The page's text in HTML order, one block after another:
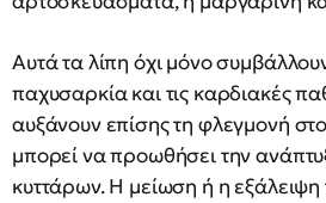
Αυτά τα λίπη όχι μόνο
παχυσαρκία και τις καρδιακές
αυξάνουν επίσης τη φλεγμονή
μπορεί να προωθήσει την
κυττάρων. Η μείωση ή η εξάλειψη